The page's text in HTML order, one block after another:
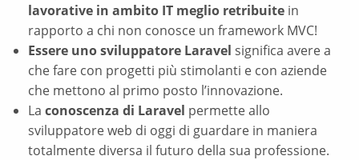
lavorative in ambito IT meglio retribuite in
rapporto a chi non conosce un framework MVC!
Essere uno sviluppatore Laravel significa avere a
che fare con progetti più stimolanti e con aziende
che mettono al primo posto l’innovazione.
La conoscenza di Laravel permette allo
sviluppatore web di oggi di guardare in maniera
totalmente diversa il futuro della sua professione.